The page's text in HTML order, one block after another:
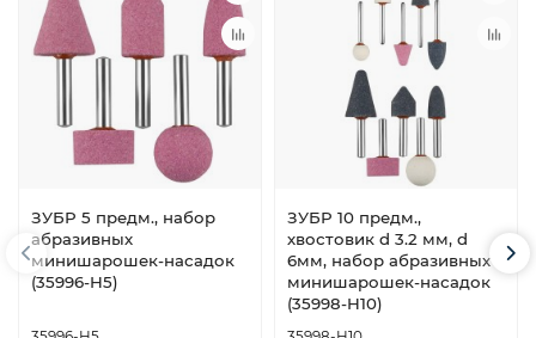
ЗУБР 5 предм., набор
абразивных
минишарошек-насадок
(35996-H5)
ЗУБР 10 предм.,
хвостовик d 3.2 мм, d
6мм, набор абразивных
минишарошек-насадок
(35998-H10)